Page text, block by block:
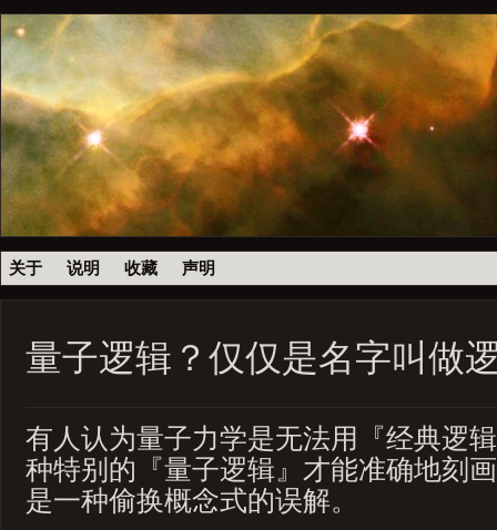
关于 说明 收藏 声明
量子逻辑？仅仅是名字叫做
有人认为量子力学是无法用『经典逻
种特别的『量子逻辑』才能准确地刻
是一种偷换概念式的误解。